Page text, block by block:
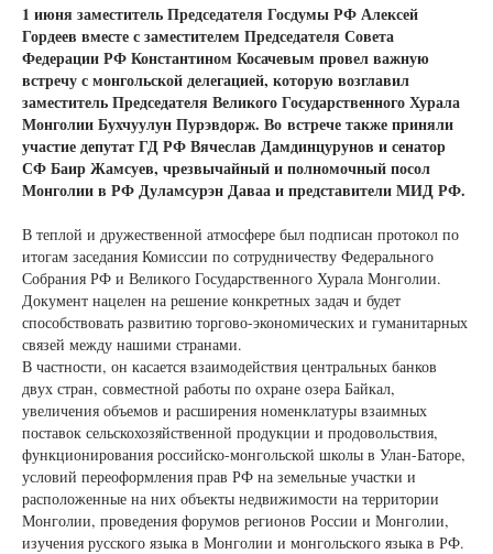
1 июня заместитель Председателя Госдумы РФ Алексей
Гордеев вместе с заместителем Председателя Совета
Федерации РФ Константином Косачевым провел важную
встречу с монгольской делегацией, которую возглавил
заместитель Председателя Великого Государственного Хурала
Монголии Бухчуулун Пурэвдорж. Во встрече также приняли
участие депутат ГД РФ Вячеслав Дамдинцурунов и сенатор
СФ Баир Жамсуев, чрезвычайный и полномочный посол
Монголии в РФ Дуламсурэн Даваа и представители МИД РФ.
В теплой и дружественной атмосфере был подписан протокол по
итогам заседания Комиссии по сотрудничеству Федерального
Собрания РФ и Великого Государственного Хурала Монголии.
Документ нацелен на решение конкретных задач и будет
способствовать развитию торгово-экономических и гуманитарных
связей между нашими странами.
В частности, он касается взаимодействия центральных банков
двух стран, совместной работы по охране озера Байкал,
увеличения объемов и расширения номенклатуры взаимных
поставок сельскохозяйственной продукции и продовольствия,
функционирования российско-монгольской школы в Улан-Баторе,
условий переоформления прав РФ на земельные участки и
расположенные на них объекты недвижимости на территории
Монголии, проведения форумов регионов России и Монголии,
изучения русского языка в Монголии и монгольского языка в РФ.